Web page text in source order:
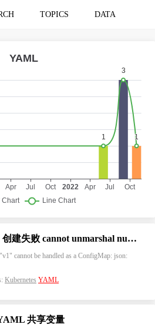
TOPICS DATA
Kubernetes ConfigMap 创建失败 cannot unmarshal number into Go struct field ConfigMap.data of type string
cannot be handled as a ConfigMap: json:
Kubernetes YAML
共享变量